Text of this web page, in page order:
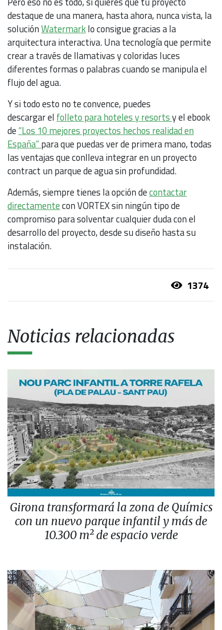
destaque de una manera, hasta ahora, nunca vista, la
soluciónWatermarklo consigue gracias a la
arquitectura interactiva. Una tecnología que permite
crear a través de llamativas y coloridas luces
diferentes formas o palabras cuando se manipula el
flujo del agua.
Y si todo esto no te convence, puedes
descargar el folleto para hoteles y resortsy el ebook
de“Los 10 mejores proyectos hechos realidad en
España” para que puedas ver de primera mano, todas
las ventajas que conlleva integrar en un proyecto
contract un parque de agua sin profundidad.
Además, siempre tienes la opción decontactar
directamentecon VORTEX sin ningún tipo de
compromiso para solventar cualquier duda con el
desarrollo del proyecto, desde su diseño hasta su
instalación.
1374
Noticias relacionadas
Girona transformará la zona de Químics
con un nuevo parque infantil y más de
10.300 m² de espacio verde